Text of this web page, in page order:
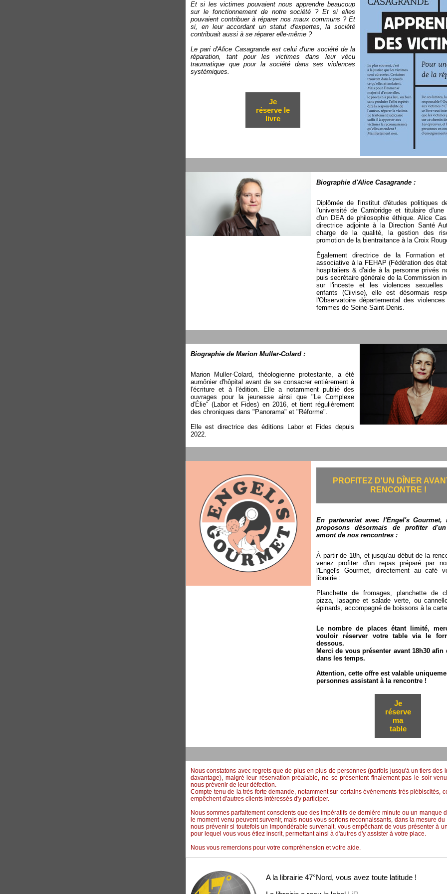
Et si les victimes pouvaient nous apprendre beaucoup
sur le fonctionnement de notre société ? Et si elles
pouvaient contribuer à réparer nos maux communs ? Et
si, en leur accordant un statut d'expertes, la société
contribuait aussi à se réparer elle-même ?
Le pari d'Alice Casagrande est celui d'une société de la
réparation, tant pour les victimes dans leur vécu
traumatique que pour la société dans ses violences
systémiques.
Je
réserve le
livre
Biographie d'Alice Casagrande :
Diplômée de l'institut d'études politiques
l'université de Cambridge et titulaire
d'un DEA de philosophie éthique. Alice
directrice adjointe à la Direction Santé
charge de la qualité, la gestion des
promotion de la bientraitance à la Croix
Également directrice de la Formation
associative à la FEHAP (Fédération des
hospitaliers & d'aide à la personne privés
puis secrétaire générale de la Commission
sur l'inceste et les violences sexuelles
enfants (Ciivise), elle est désormais
l'Observatoire départemental des
femmes de Seine-Saint-Denis.
Biographie de Marion Muller-Colard :
Marion Muller-Colard, théologienne protestante, a été
aumônier d'hôpital avant de se consacrer entièrement à
l'écriture et à l'édition. Elle a notamment publié des
ouvrages pour la jeunesse ainsi que "Le Complexe
d'Élie" (Labor et Fides) en 2016, et tient régulièrement
des chroniques dans "Panorama" et "Réforme".
Elle est directrice des éditions Labor et Fides depuis
2022.
PROFITEZ D'UN DÎNER
RENCONTRE !
En partenariat avec l'Engel's Gourmet,
proposons désormais de profiter
amont de nos rencontres :
À partir de 18h, et jusqu'au début de la
venez profiter d'un repas préparé par
l'Engel's Gourmet, directement au café
librairie :
Planchette de fromages, planchette de
pizza, lasagne et salade verte, ou
épinards, accompagné de boissons à la
Le nombre de places étant limité,
vouloir réserver votre table via le
dessous.
Merci de vous présenter avant 18h30 afin
dans les temps.
Attention, cette offre est valable
personnes assistant à la rencontre !
Je
réserve
ma
table
Nous constatons avec regrets que de plus en plus de personnes (parfois jusqu'à un tiers des
davantage), malgré leur réservation préalable, ne se présentent finalement pas le soir
nous prévenir de leur défection.
Compte tenu de la très forte demande, notamment sur certains événements très plébiscités,
empêchent d'autres clients intéressés d'y participer.
Nous sommes parfaitement conscients que des impératifs de dernière minute ou un manque
le moment venu peuvent survenir, mais nous vous serions reconnaissants, dans la mesure
nous prévenir si toutefois un impondérable survenait, vous empêchant de vous présenter à
pour lequel vous vous étiez inscrit, permettant ainsi à d'autres d'y assister à votre place.
Nous vous remercions pour votre compréhension et votre aide.
A la librairie 47°Nord, vous avez toute latitude !